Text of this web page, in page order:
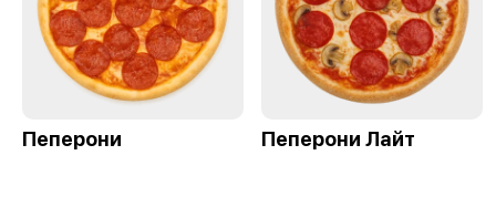
Пеперони Пеперони Лайт